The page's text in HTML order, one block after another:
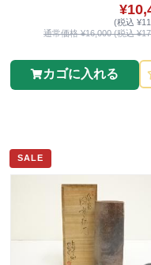
(税込
通常価格 ¥16,000 (税込
カゴに入れる
SALE